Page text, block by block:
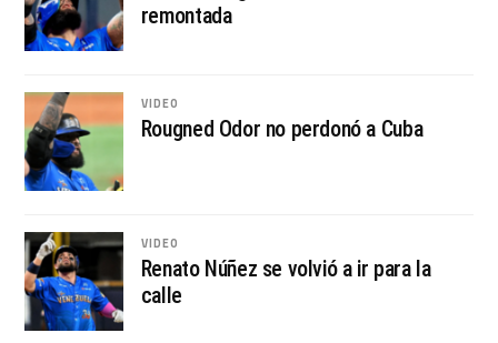
remontada
VIDEO
Rougned Odor no perdonó a Cuba
VIDEO
Renato Núñez se volvió a ir para la
calle